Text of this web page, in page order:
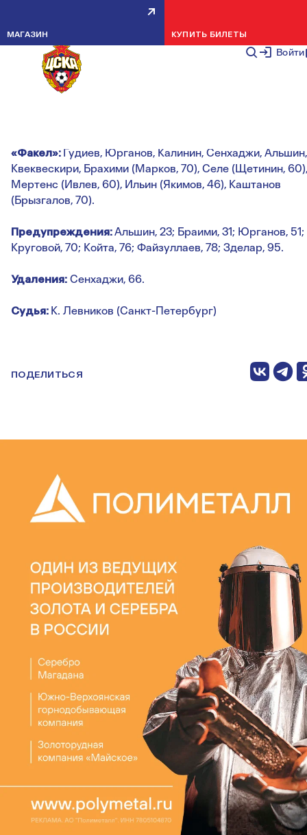
Войти
МАГАЗИН КУПИТЬ БИЛЕТЫ
ПФК ЦСКА – ФАКЕЛ – 0:0
НОВОСТИ КОМАНДЫ 26 ОКТЯБРЯ
ПФК ЦСКА:Акинфеев, Круговой (Гайич, 86), Дивеев,
«Факел»: Гудиев, Юрганов, Калинин, Сенхаджи, Альшин,
Квеквескири, Брахими (Марков, 70), Селе (Щетинин, 60),
Мертенс (Ивлев, 60), Ильин (Якимов, 46), Каштанов
(Брызгалов, 70).
Предупреждения:Альшин, 23; Браими, 31; Юрганов, 51;
Круговой, 70; Койта, 76; Файзуллаев, 78; Зделар, 95.
Удаления: Сенхаджи, 66.
Судья: К. Левников (Санкт-Петербург)
ПОДЕЛИТЬСЯ